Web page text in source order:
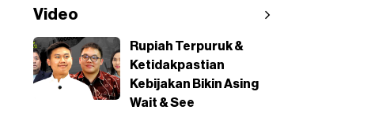
Video
Rupiah Terpuruk &
Ketidakpastian
Kebijakan Bikin Asing
Wait & See